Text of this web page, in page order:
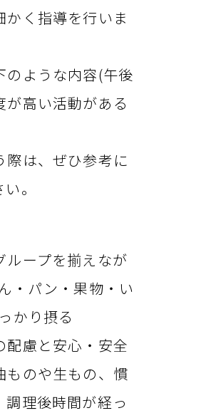
かく指導を行いま
のような内容(午後
が高い活動がある
際は、ぜひ参考に
。
ループを揃えなが
・パン・果物・い
かり摂る
配慮と安心・安全
ものや生もの、慣
調理後時間が経っ